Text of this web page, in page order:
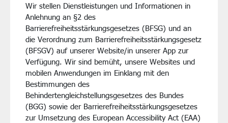
Wir stellen Dienstleistungen und Informationen in
Anlehnung an §2 des
Barrierefreiheitsstärkungsgesetzes (BFSG) und an
die Verordnung zum Barrierefreiheitsstärkungsgesetz
(BFSGV) auf unserer Website/in unserer App zur
Verfügung. Wir sind bemüht, unsere Websites und
mobilen Anwendungen im Einklang mit den
Bestimmungen des
Behindertengleichstellungsgesetzes des Bundes
(BGG) sowie der Barrierefreiheitsstärkungsgesetzes
zur Umsetzung des European Accessibility Act (EAA)